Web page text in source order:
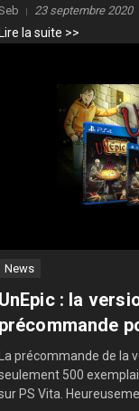
23 septembre 2020
Lire la suite >>
News
UnEpic : la
précommande
La précommande de la
500
PS Vita.